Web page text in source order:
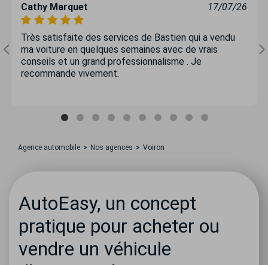
Cathy Marquet 17/07/26
Très satisfaite des services de Bastien qui a vendu
ma voiture en quelques semaines avec de vrais
conseils et un grand professionnalisme . Je
recommande vivement.
Agence automobile Nos agences Voiron
AutoEasy, un concept
pratique pour acheter ou
vendre un véhicule